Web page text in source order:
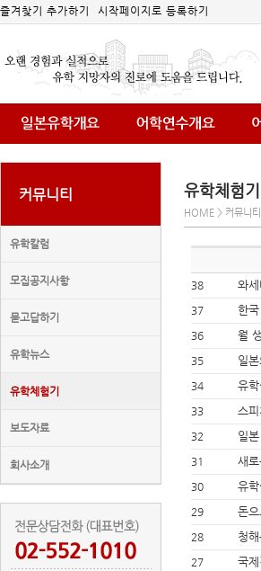
즐겨찾기 추가하기 시작페이지로 등록하기
커뮤니티
유학칼럼
모집공지사항
묻고답하기
유학뉴스
유학체험기
보도자료
회사소개
유학체험기
HOME > 커뮤니
38 와
37 한
36 월
35 일
34 유
33 스
32 일
31 새
30 유
29 돈
28 청
27 국